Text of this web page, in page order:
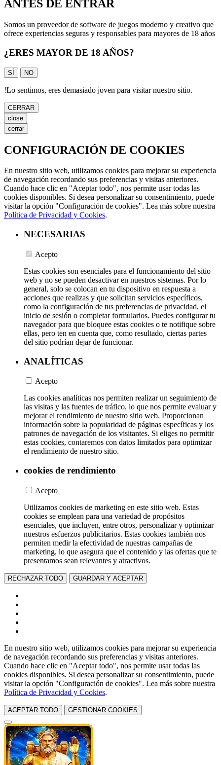
ANTES DE ENTRAR
Somos un proveedor de software de juegos moderno y creativo que
ofrece experiencias seguras y responsables para mayores de 18 años
¿ERES MAYOR DE 18 AÑOS?
SÍ NO
!Lo sentimos, eres demasiado joven para visitar nuestro sitio.
CERRAR
close
cerrar
CONFIGURACIÓN DE COOKIES
En nuestro sitio web, utilizamos cookies para mejorar su experiencia
de navegación recordando sus preferencias y visitas anteriores.
Cuando hace clic en "Aceptar todo", nos permite usar todas las
cookies disponibles. Si desea personalizar su consentimiento, puede
visitar la opción "Configuración de cookies". Lea más sobre nuestra
Política de Privacidad y Cookies.
NECESARIAS
Acepto
Estas cookies son esenciales para el funcionamiento del sitio
web y no se pueden desactivar en nuestros sistemas. Por lo
general, solo se colocan en tu dispositivo en respuesta a
acciones que realizas y que solicitan servicios específicos,
como la configuración de tus preferencias de privacidad, el
inicio de sesión o completar formularios. Puedes configurar tu
navegador para que bloquee estas cookies o te notifique sobre
ellas, pero ten en cuenta que, como resultado, ciertas partes
del sitio podrían dejar de funcionar.
ANALÍTICAS
Acepto
Las cookies analíticas nos permiten realizar un seguimiento de
las visitas y las fuentes de tráfico, lo que nos permite evaluar y
mejorar el rendimiento de nuestro sitio web. Proporcionan
información sobre la popularidad de páginas específicas y los
patrones de navegación de los visitantes. Si eliges no permitir
estas cookies, contaremos con datos limitados para optimizar
el rendimiento de nuestro sitio.
cookies de rendimiento
Acepto
Utilizamos cookies de marketing en este sitio web. Estas
cookies se emplean para una variedad de propósitos
esenciales, que incluyen, entre otros, personalizar y optimizar
nuestros esfuerzos publicitarios. Estas cookies también nos
permiten medir la efectividad de nuestras campañas de
marketing, lo que asegura que el contenido y las ofertas que te
presentamos sean relevantes y atractivos.
RECHAZAR TODO GUARDAR Y ACEPTAR
En nuestro sitio web, utilizamos cookies para mejorar su experiencia
de navegación recordando sus preferencias y visitas anteriores.
Cuando hace clic en "Aceptar todo", nos permite usar todas las
cookies disponibles. Si desea personalizar su consentimiento, puede
visitar la opción "Configuración de cookies". Lea más sobre nuestra
Política de Privacidad y Cookies.
ACEPTAR TODO GESTIONAR COOKIES